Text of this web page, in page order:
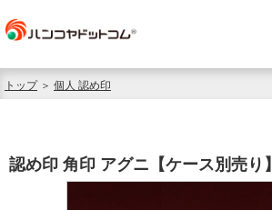
トップ＞ 個人 認め印
認め印 角印 アグニ【ケース別売り】